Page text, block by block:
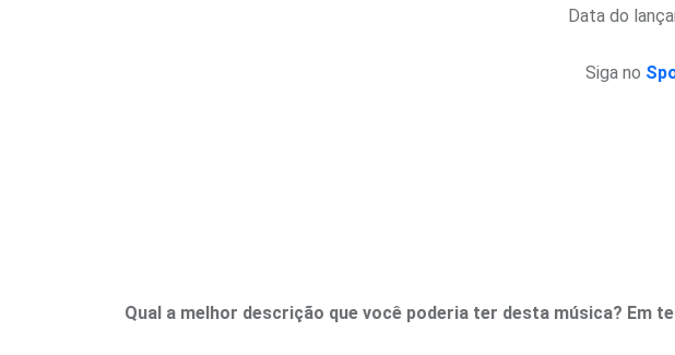
Data do
Siga no
Qual a melhor descrição que você poderia ter desta música?